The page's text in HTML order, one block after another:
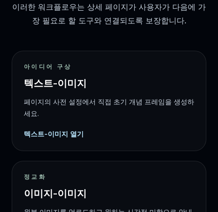
이러한 워크플로우는 상세 페이지가 사용자가 다음에 가
장 필요로 할 도구와 연결되도록 보장합니다.
아이디어 구상
텍스트-이미지
페이지의 사전 설정에서 직접 초기 개념 프레임을 생성하
세요.
텍스트-이미지 열기
정교화
이미지-이미지